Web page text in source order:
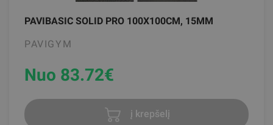
PAVIBASIC SOLID PRO 100X100CM, 15MM
PAVIGYM
Nuo 83.72€
į krepšelį